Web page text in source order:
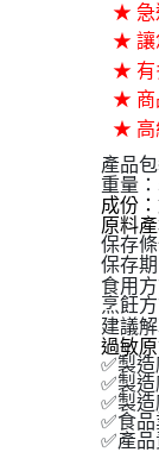
★ 急
★ 讓
★ 有
★ 商
★ 高
產品
重量
成份
原料
保存
保存
食用
烹飪
建議
過敏
✅製
✅製
✅製
✅食
✅產